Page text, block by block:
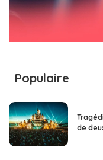
Populaire
de